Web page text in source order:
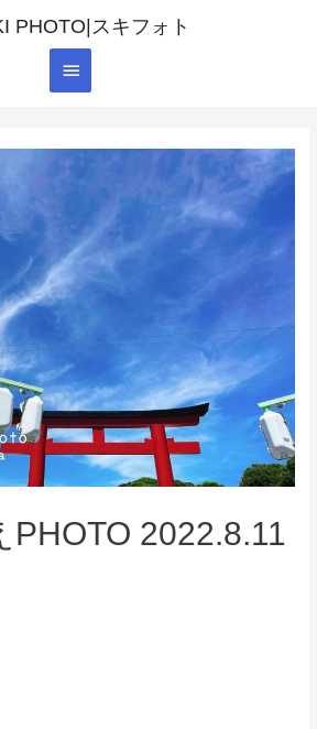
PHOTO|スキフォト
メ
ン
メ
ニ
ュ
ー
PHOTO 2022.8.11